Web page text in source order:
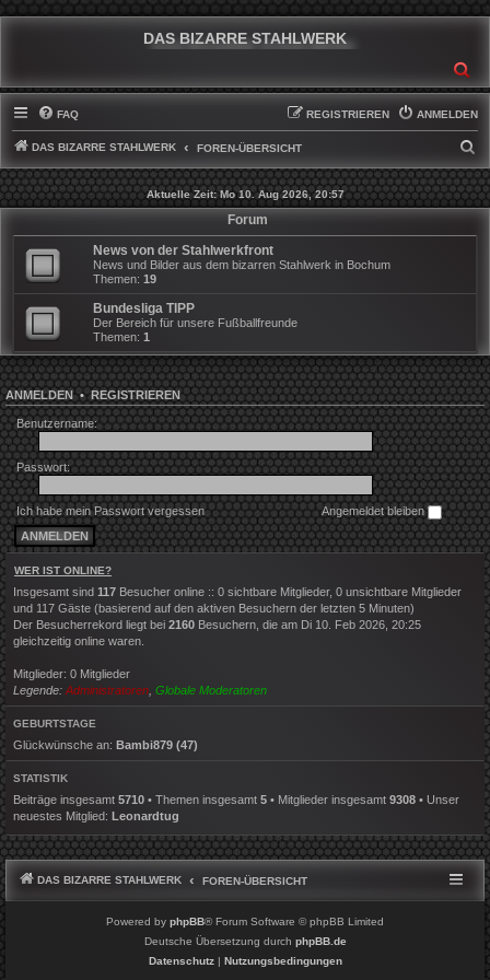
DAS BIZARRE STAHLWERK
FAQ ANMELDEN
REGISTRIEREN
DAS BIZARRE STAHLWERK FOREN-ÜBERSICHT
U
C
Aktuelle Zeit: Mo 10. Aug 2026, 20:57
Forum
News von der Stahlwerkfront
News und Bilder aus dem bizarren Stahlwerk in Bochum
Themen: 19
Bundesliga TIPP
Der Bereich für unsere Fußballfreunde
Themen: 1
ANMELDEN•REGISTRIEREN
Benutzername:
Passwort:
Ich habe mein Passwort vergessen Angemeldet bleiben
WER IST ONLINE?
Insgesamt sind 117 Besucher online :: 0 sichtbare Mitglieder, 0 unsichtbare Mitglieder
und 117 Gäste (basierend auf den aktiven Besuchern der letzten 5 Minuten)
Der Besucherrekord liegt bei 2160 Besuchern, die am Di 10. Feb 2026, 20:25
gleichzeitig online waren.
Mitglieder: 0 Mitglieder
Legende: Administratoren Globale Moderatoren
GEBURTSTAGE
Glückwünsche an: Bambi879 (47)
STATISTIK
Beiträge insgesamt 5710 • Themen insgesamt 5 • Mitglieder insgesamt 9308 • Unser
neuestes Mitglied: Leonardtug
DAS BIZARRE STAHLWERK FOREN-ÜBERSICHT
Powered by phpBB® Forum Software © phpBB Limited
Deutsche Übersetzung durch phpBB.de
Datenschutz| Nutzungsbedingungen